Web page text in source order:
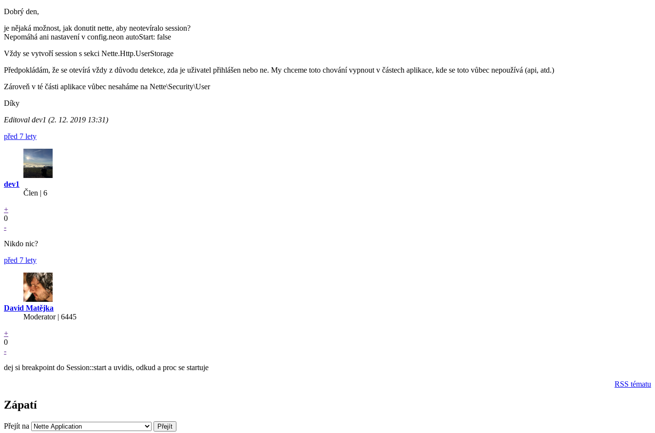
Dobrý den,
je nějaká možnost, jak donutit nette, aby neotevíralo session?
Nepomáhá ani nastavení v config.neon autoStart: false
Vždy se vytvoří session s sekci Nette.Http.UserStorage
Předpokládám, že se otevírá vždy z důvodu detekce, zda je uživatel přihlášen nebo ne. My chceme toto chování vypnout v částech aplikace, kde se toto vůbec nepoužívá (api, atd.)
Zároveň v té části aplikace vůbec nesaháme na Nette\Security\User
Díky
Editoval dev1 (2. 12. 2019 13:31)
před 7 lety
dev1
Člen | 6
+
0
-
Nikdo nic?
před 7 lety
David Matějka
Moderator | 6445
+
0
-
dej si breakpoint do Session::start a uvidis, odkud a proc se startuje
RSS tématu
Zápatí
Přejít na